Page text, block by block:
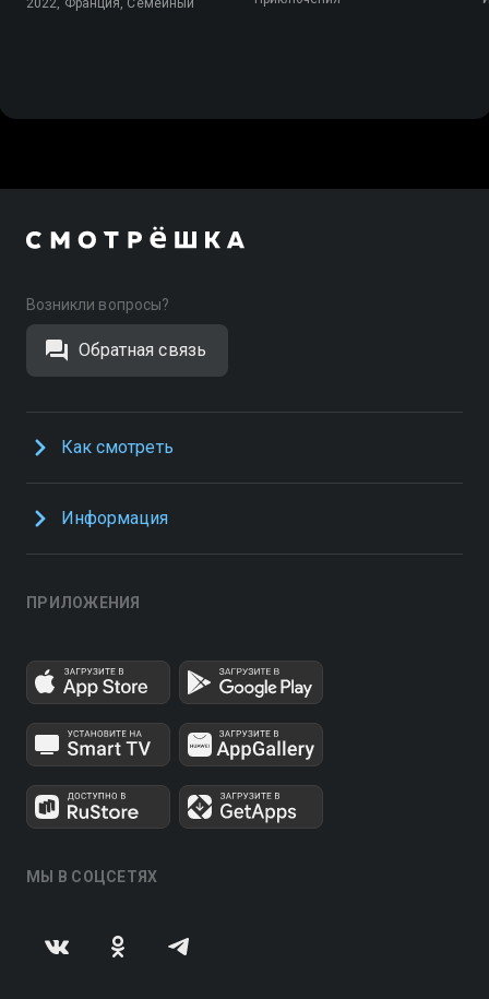
Возникли вопросы?
Обратная связь
Как смотреть
Информация
ПРИЛОЖЕНИЯ
МЫ В СОЦСЕТЯХ